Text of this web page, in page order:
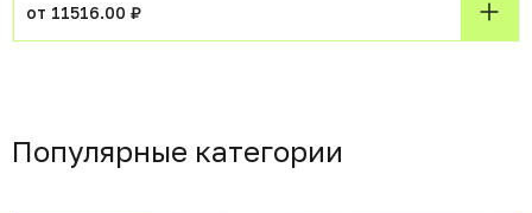
от 11516.00 ₽
Популярные категории